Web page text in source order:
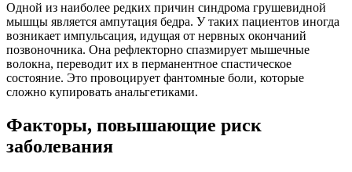
Одной из наиболее редких причин синдрома грушевидной
мышцы является ампутация бедра. У таких пациентов иногда
возникает импульсация, идущая от нервных окончаний
позвоночника. Она рефлекторно спазмирует мышечные
волокна, переводит их в перманентное спастическое
состояние. Это провоцирует фантомные боли, которые
сложно купировать анальгетиками.
Факторы, повышающие риск
заболевания